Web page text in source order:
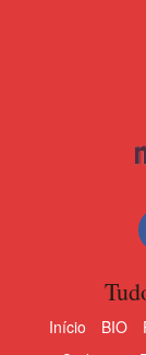
Início BIO